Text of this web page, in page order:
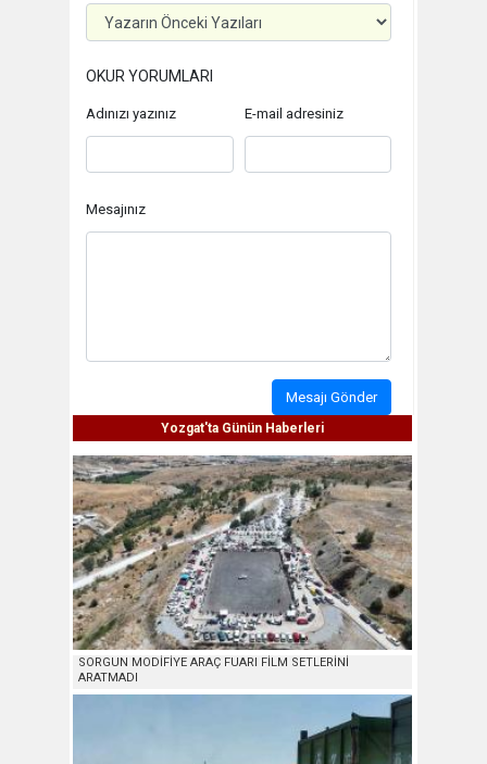
OKUR YORUMLARI
Adınızı yazınız E-mail adresiniz
Mesajınız
Mesajı Gönder
Yozgat'ta Günün Haberleri
SORGUN MODİFİYE ARAÇ FUARI FİLM SETLERİNİ
ARATMADI